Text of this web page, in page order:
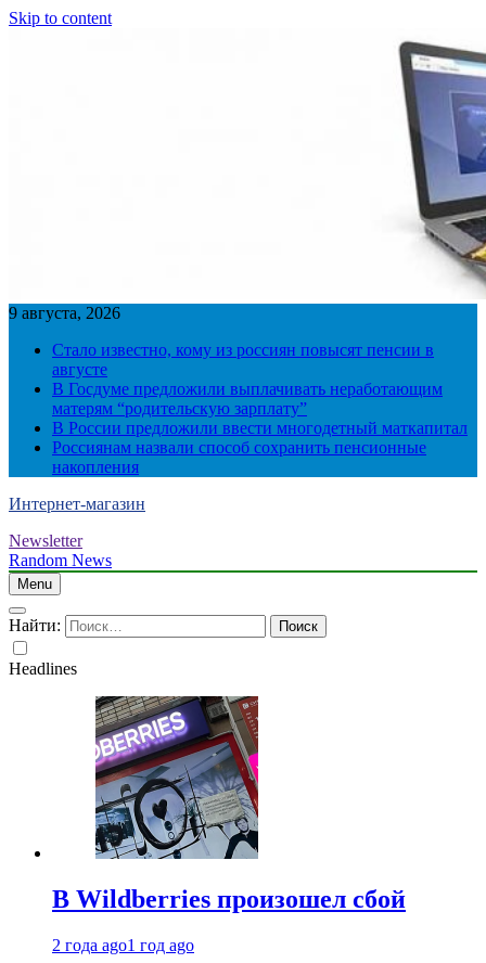
Skip to content
9 августа, 2026
Стало известно, кому из россиян повысят пенсии в
августе
В Госдуме предложили выплачивать неработающим
матерям “родительскую зарплату”
В России предложили ввести многодетный маткапитал
Россиянам назвали способ сохранить пенсионные
накопления
Интернет-магазин
Newsletter
Random News
Menu
Найти:
Headlines
В Wildberries произошел сбой
2 года ago1 год ago